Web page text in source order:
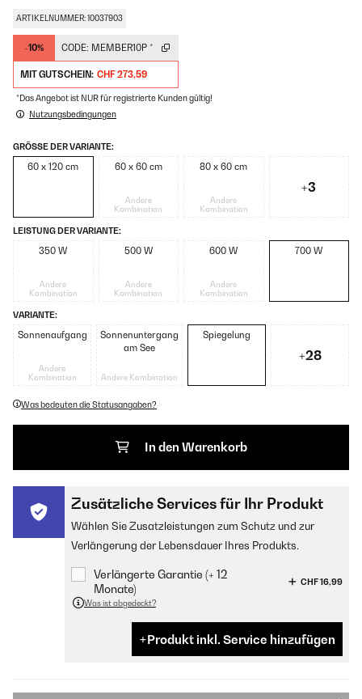
ARTIKELNUMMER: 10037903
-10% CODE: MEMBER10P *
MIT GUTSCHEIN: CHF 273,59
*Das Angebot ist NUR für registrierte Kunden gültig!
Nutzungsbedingungen
GRÖSSE DER VARIANTE:
60 x 120 cm 60 x 60 cm
Andere
Kombination
80 x 60 cm
Andere
Kombination
+3
LEISTUNG DER VARIANTE:
350 W
Andere
Kombination
500 W
Andere
Kombination
600 W
Andere
Kombination
700 W
VARIANTE:
Sonnenaufgang
Andere
Kombination
Sonnenuntergang
am See
Andere Kombination
Spiegelung
+28
Was bedeuten die Statusangaben?
In den Warenkorb
Zusätzliche Services für Ihr Produkt
Wählen Sie Zusatzleistungen zum Schutz und zur
Verlängerung der Lebensdauer Ihres Produkts.
Verlängerte Garantie (+ 12
Monate)
CHF 16,99
Was ist abgedeckt?
Produkt inkl. Service hinzufügen